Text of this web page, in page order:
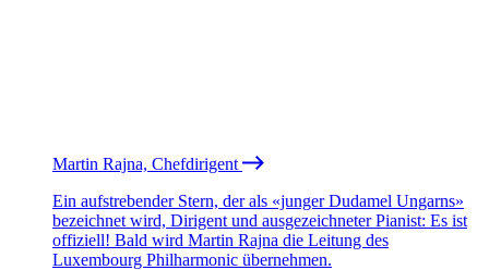
Martin Rajna, Chefdirigent
Ein aufstrebender Stern, der als «junger Dudamel Ungarns»
bezeichnet wird, Dirigent und ausgezeichneter Pianist: Es ist
offiziell! Bald wird Martin Rajna die Leitung des
Luxembourg Philharmonic übernehmen.